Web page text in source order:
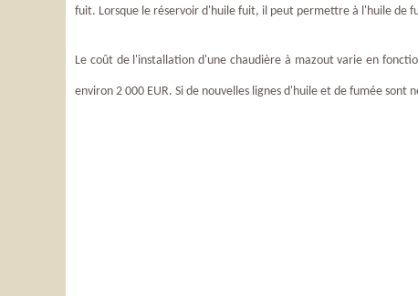
fuit. Lorsque le réservoir d'huile fuit, il peut permettre à l'huile de
Le coût de l'installation d'une chaudière à mazout varie en
environ 2 000 EUR. Si de nouvelles lignes d'huile et de fumée sont